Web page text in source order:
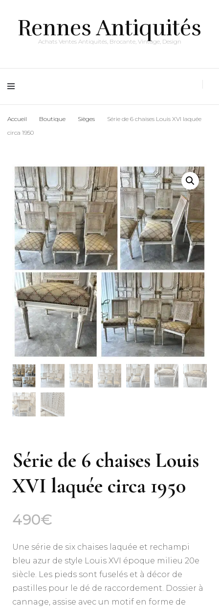
Rennes Antiquités
Achats Ventes Antiquités, Brocante, Vintage, Design
Accueil Boutique Sièges
Série de 6 chaises Louis XVI laquée
circa 1950
Série de 6 chaises Louis
XVI laquée circa 1950
490€
Une série de six chaises laquée et rechampi
bleu azur de style Louis XVI époque milieu 20e
siècle. Les pieds sont fuselés et à décor de
pastilles pour le dé de raccordement. Dossier à
cannage, assise avec un motif en forme de